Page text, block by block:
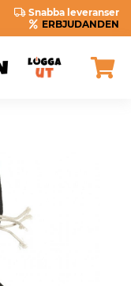
Snabba leveranser
ERBJUDANDEN